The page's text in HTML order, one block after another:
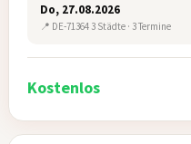
Do, 27.08.2026
📍 DE-71364 3 Städte · 3 Termine
Kostenlos